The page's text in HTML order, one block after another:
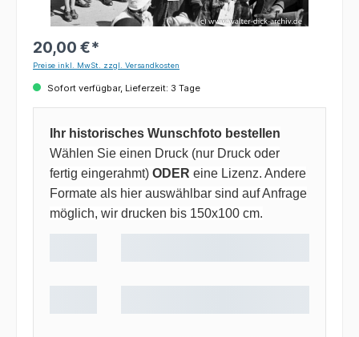
20,00 €*
Preise inkl. MwSt. zzgl. Versandkosten
Sofort verfügbar, Lieferzeit: 3 Tage
Ihr historisches Wunschfoto bestellen
Wählen Sie einen Druck (nur Druck oder
fertig eingerahmt) ODER eine Lizenz. Andere
Formate als hier auswählbar sind auf Anfrage
möglich, wir drucken bis 150x100 cm.